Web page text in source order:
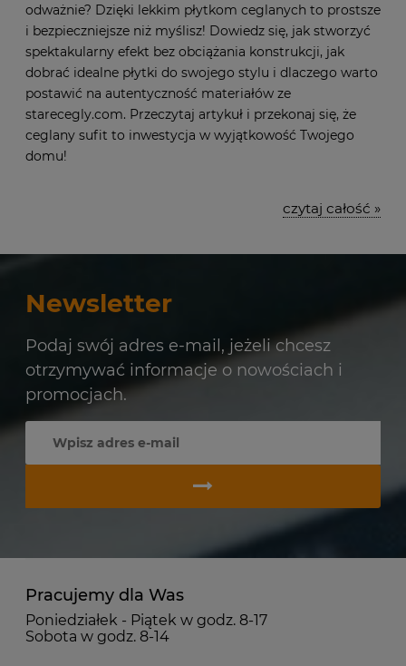
odważnie? Dzięki lekkim płytkom ceglanych to prostsze
i bezpieczniejsze niż myślisz! Dowiedz się, jak stworzyć
spektakularny efekt bez obciążania konstrukcji, jak
dobrać idealne płytki do swojego stylu i dlaczego warto
postawić na autentyczność materiałów ze
starecegly.com. Przeczytaj artykuł i przekonaj się, że
ceglany sufit to inwestycja w wyjątkowość Twojego
domu!
czytaj całość »
Newsletter
Podaj swój adres e-mail, jeżeli chcesz
otrzymywać informacje o nowościach i
promocjach.
Pracujemy dla Was
Poniedziałek - Piątek w godz. 8-17
Sobota w godz. 8-14